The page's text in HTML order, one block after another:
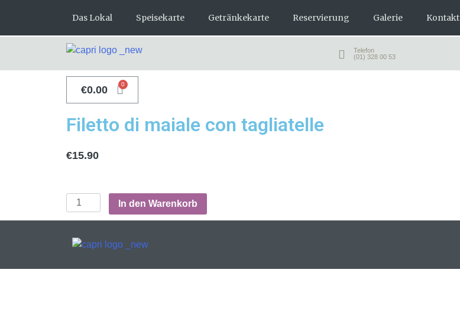
Das Lokal Speisekarte Getränkekarte Reservierung Galerie Kontakt
Telefon
(01) 328 00 53
€0.00
Filetto di maiale con tagliatelle
€15.90
In den Warenkorb